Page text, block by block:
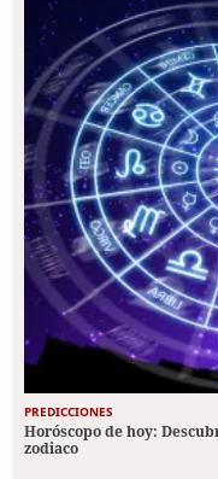
PREDICCIONES
Horóscopo de hoy:
zodiaco